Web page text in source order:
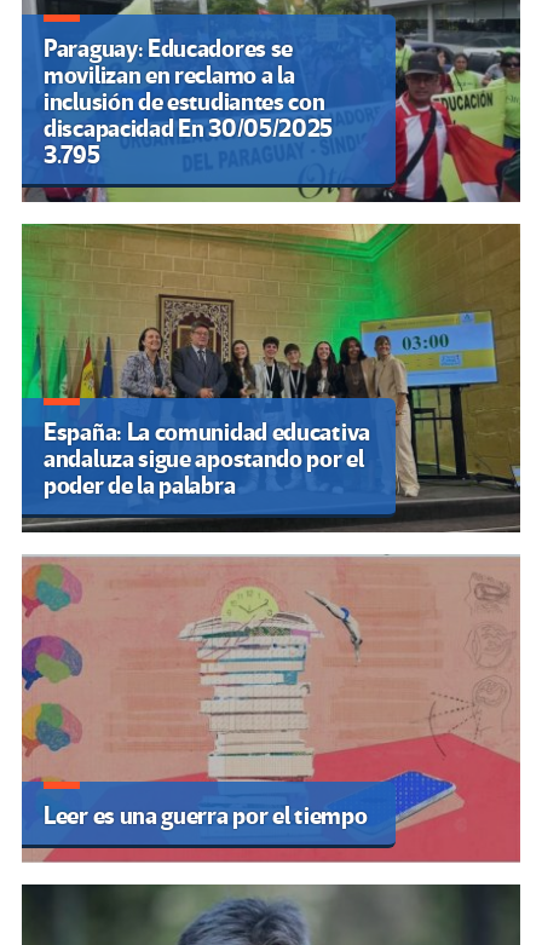
Paraguay: Educadores se
movilizan en reclamo a la
inclusión de estudiantes con
discapacidad En 30/05/2025
3.795
España: La comunidad educativa
andaluza sigue apostando por el
poder de la palabra
Leer es una guerra por el tiempo